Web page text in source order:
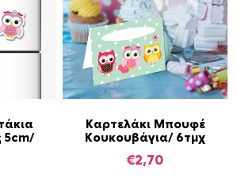
5cm/
Καρτελάκι Μπουφέ
Κουκουβάγια/ 6τμχ
€2,70